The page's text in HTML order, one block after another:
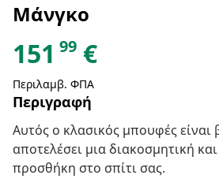
Μάνγκο
151 99 €
Περιλαμβ. ΦΠΑ
Περιγραφή
Αυτός ο κλασικός μπουφές είναι
αποτελέσει μια διακοσμητική
προσθήκη στο σπίτι σας.